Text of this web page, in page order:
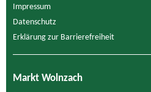
Impressum
Datenschutz
Erklärung zur Barrierefreiheit
Markt Wolnzach